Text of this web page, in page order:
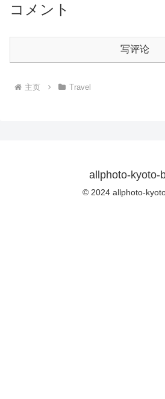
コメント
写评论
主页 Travel
allphoto-kyoto-
© 2024 allphoto-